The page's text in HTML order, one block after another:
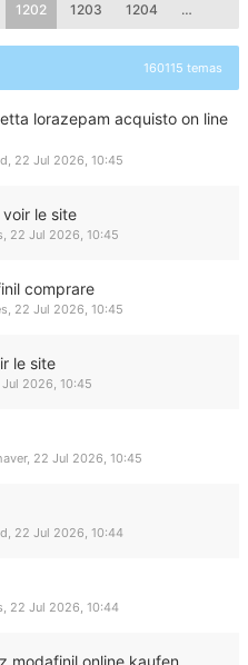
1202 1203 1204 …
160115 temas
lorazepam acquisto on line
, 22 Jul 2026, 10:45
le site
, 22 Jul 2026, 10:45
comprare
, 22 Jul 2026, 10:45
le site
Jul 2026, 10:45
, 22 Jul 2026, 10:45
, 22 Jul 2026, 10:44
, 22 Jul 2026, 10:44
modafinil online kaufen